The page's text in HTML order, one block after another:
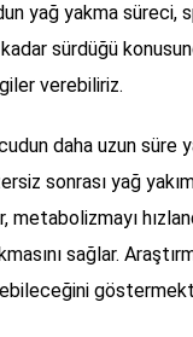
yağ yakma süreci,
sürdüğü
verebiliriz.
daha uzun süre
sonrası yağ
metabolizmayı
sağlar.